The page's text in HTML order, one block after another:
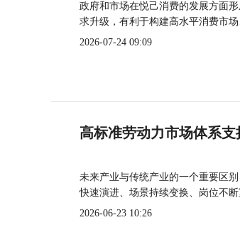
政府和市场在悦己消费的发展方面
求升级，有利于构建高水平消费市场
2026-07-24 09:09
高标准劳动力市场体系
未来产业与传统产业的一个重要区
快速演进、场景持续变换、岗位不断
2026-06-23 10:26